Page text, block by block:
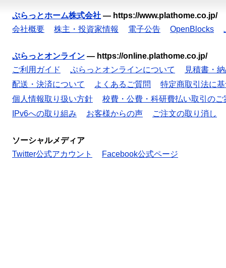
ぷらっとホーム株式会社 — https://www.plathome.co.jp/
会社概要
株主・投資家情報 電子公告 OpenBlocks
ぷらっとオンライン — https://online.plathome.co.jp/
ご利用ガイド
ぷらっとオンラインについて
見積書・
配送・決済について
よくあるご質問
特定商取引法に
個人情報取り扱い方針
校費・公費・科研費払い取引のご
IPv6への取り組み
お客様からの声 ご注文の取り消し
ソーシャルメディア
Twitter公式アカウント
Facebook公式ページ